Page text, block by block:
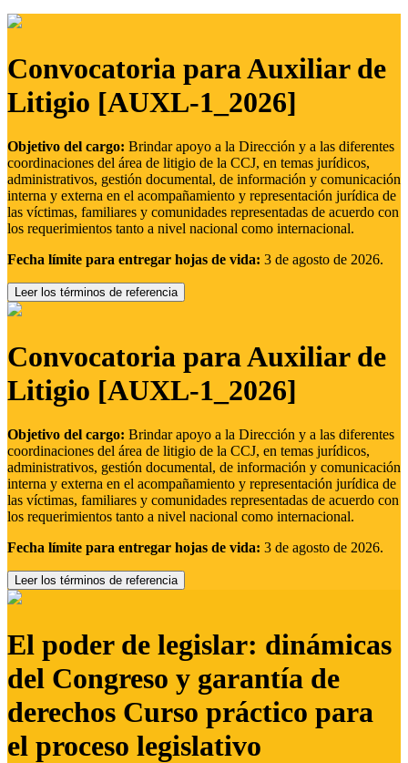
Convocatoria para Auxiliar de
Litigio [AUXL-1_2026]
Objetivo del cargo: Brindar apoyo a la Dirección y a las diferentes
coordinaciones del área de litigio de la CCJ, en temas jurídicos,
administrativos, gestión documental, de información y comunicación
interna y externa en el acompañamiento y representación jurídica de
las víctimas, familiares y comunidades representadas de acuerdo con
los requerimientos tanto a nivel nacional como internacional.
Fecha límite para entregar hojas de vida: 3 de agosto de 2026.
Leer los términos de referencia
Convocatoria para Auxiliar de
Litigio [AUXL-1_2026]
Objetivo del cargo: Brindar apoyo a la Dirección y a las diferentes
coordinaciones del área de litigio de la CCJ, en temas jurídicos,
administrativos, gestión documental, de información y comunicación
interna y externa en el acompañamiento y representación jurídica de
las víctimas, familiares y comunidades representadas de acuerdo con
los requerimientos tanto a nivel nacional como internacional.
Fecha límite para entregar hojas de vida: 3 de agosto de 2026.
Leer los términos de referencia
El poder de legislar: dinámicas
del Congreso y garantía de
derechos Curso práctico para
el proceso legislativo